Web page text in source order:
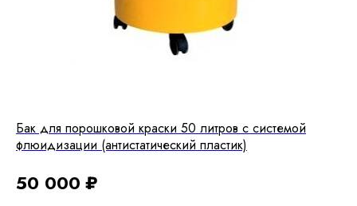
Бак для порошковой краски 50 литров с системой
флюидизации (антистатический пластик)
50 000 ₽